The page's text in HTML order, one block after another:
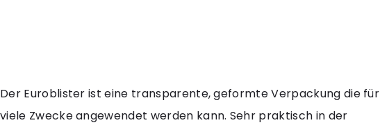
Der Euroblister ist eine transparente, geformte Verpackung die für
viele Zwecke angewendet werden kann. Sehr praktisch in der